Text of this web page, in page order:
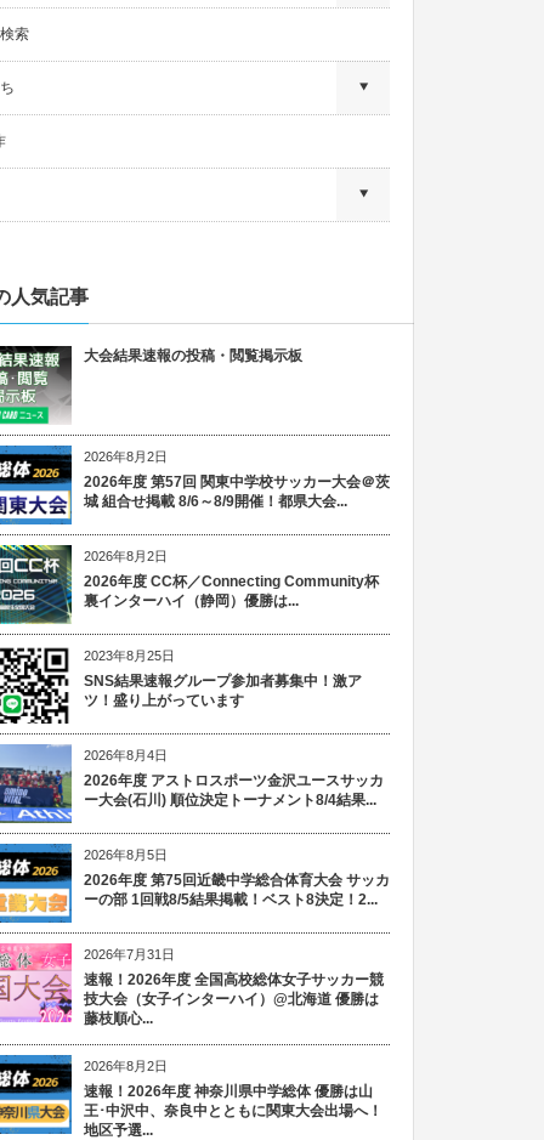
索
人気記事
大会結果速報の投稿・閲覧掲示板
2026年8月2日
2026年度 第57回 関東中学校サッカー大会＠茨
城 組合せ掲載 8/6～8/9開催！都県大会...
2026年8月2日
2026年度 CC杯／Connecting Community杯
裏インターハイ（静岡）優勝は...
2023年8月25日
SNS結果速報グループ参加者募集中！激ア
ツ！盛り上がっています
2026年8月4日
2026年度 アストロスポーツ金沢ユースサッカ
ー大会(石川) 順位決定トーナメント8/4結果...
2026年8月5日
2026年度 第75回近畿中学総合体育大会 サッカ
ーの部 1回戦8/5結果掲載！ベスト8決定！2...
2026年7月31日
速報！2026年度 全国高校総体女子サッカー競
技大会（女子インターハイ）@北海道 優勝は
藤枝順心...
2026年8月2日
速報！2026年度 神奈川県中学総体 優勝は山
王･中沢中、奈良中とともに関東大会出場へ！
地区予選...